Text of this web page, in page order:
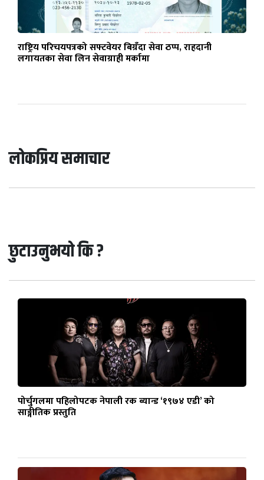
राष्ट्रिय परिचयपत्रको सफ्टवेयर बिग्रँदा सेवा ठप्प, राहदानी
लगायतका सेवा लिन सेवाग्राही मर्कामा
लोकप्रिय समाचार
छुटाउनुभयो कि ?
पोर्चुगलमा पहिलोपटक नेपाली रक ब्यान्ड ‘१९७४ एडी’ को
साङ्गीतिक प्रस्तुति